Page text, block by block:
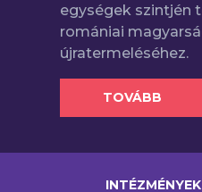
egységek szintjén
romániai
újratermeléséhez.
TOVÁBB
INTÉZMÉNYEK